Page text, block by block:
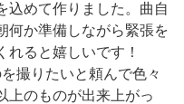
込めて作りました。曲自
何か準備しながら緊張を
れると嬉しいです！
撮りたいと頼んで色々
上のものが出来上がっ